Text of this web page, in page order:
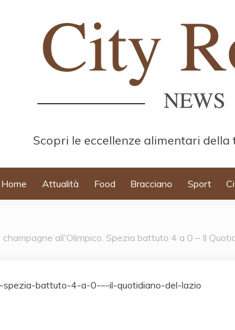
Scopri le eccellenze alimentari della
Home Attualità Food Bracciano Sport
champagne all'Olimpico. Spezia battuto 4 a 0 – Il